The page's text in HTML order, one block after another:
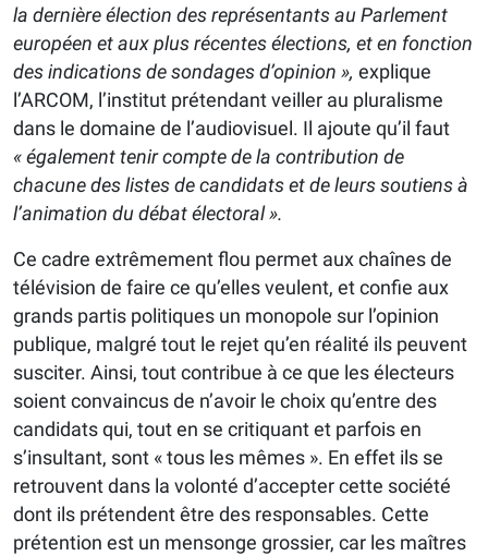
la dernière élection des représentants au Parlement
européen et aux plus récentes élections, et en fonction
des indications de sondages d’opinion », explique
l’ARCOM, l’institut prétendant veiller au pluralisme
dans le domaine de l’audiovisuel. Il ajoute qu’il faut
« également tenir compte de la contribution de
chacune des listes de candidats et de leurs soutiens à
l’animation du débat électoral ».
Ce cadre extrêmement flou permet aux chaînes de
télévision de faire ce qu’elles veulent, et confie aux
grands partis politiques un monopole sur l’opinion
publique, malgré tout le rejet qu’en réalité ils peuvent
susciter. Ainsi, tout contribue à ce que les électeurs
soient convaincus de n’avoir le choix qu’entre des
candidats qui, tout en se critiquant et parfois en
s’insultant, sont « tous les mêmes ». En effet ils se
retrouvent dans la volonté d’accepter cette société
dont ils prétendent être des responsables. Cette
prétention est un mensonge grossier, car les maîtres